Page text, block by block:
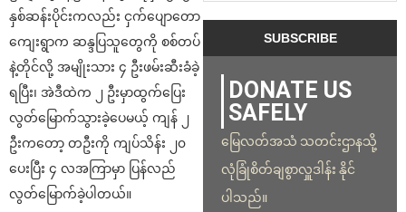
နှစ်ဆန်းပိုင်းကလည်း ငှက်ပျောတော
ကျေးရွာက ဆန္ဒပြသူတွေကို စစ်တပ်
နဲ့တိုင်လို့ အမျိုးသား ၄ ဦးဖမ်းဆီးခံခဲ့
ရပြီး၊ အဲဒီထဲက ၂ ဦးမှာထွက်ပြေး
လွတ်မြောက်သွားခဲ့ပေမယ့် ကျန် ၂
ဦးကတော့ တဦးကို ကျပ်သိန်း ၂၀
ပေးပြီး ၄ လအကြာမှာ ပြန်လည်
လွတ်မြောက်ခဲ့ပါတယ်။
DONATE US
SAFELY
မြေလတ်အသံ သတင်းဌာနသို့
လုံခြုံစိတ်ချစွာလှူဒါန်း နိုင်
ပါသည်။